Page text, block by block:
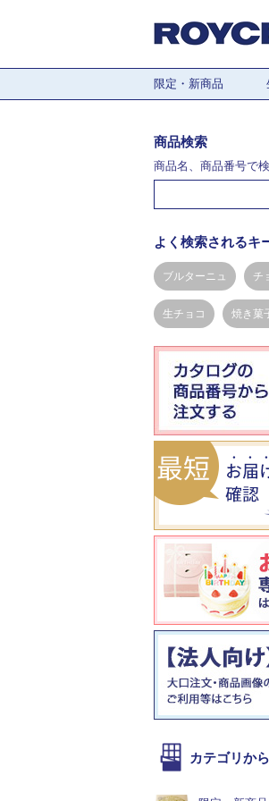
限定・新商品
商品検索
商品名、商品番号で
よく検索されるキ
ブルターニュ チ
生チョコ 焼き菓
カテゴリか